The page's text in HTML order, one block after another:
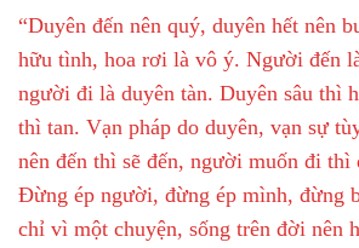
“Duyên đến nên quý, duyên hết nên
hữu tình, hoa rơi là vô ý. Người đến
người đi là duyên tàn. Duyên sâu thì
thì tan. Vạn pháp do duyên, vạn sự
nên đến thì sẽ đến, người muốn đi thì
Đừng ép người, đừng ép mình, đừng
chỉ vì một chuyện, sống trên đời nên